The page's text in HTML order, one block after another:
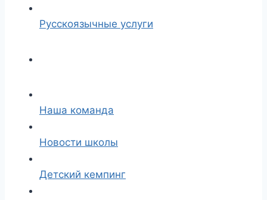
Русскоязычные услуги
Наша команда
Новости школы
Детский кемпинг